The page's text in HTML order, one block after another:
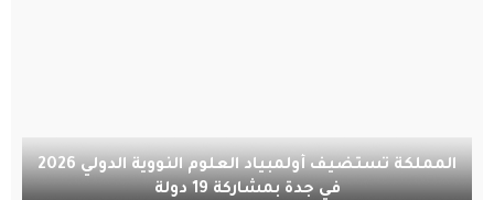
المملكة تستضيف أولمبياد العلوم النووية الدولي 2026
في جدة بمشاركة 19 دولة